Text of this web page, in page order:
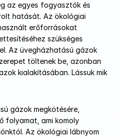
az egyes fogyasztók és
hatását. Az ökológiai
erőforrásokat
szükséges
Az üvegházhatású gázok
töltenek be, azonban
kialakításában. Lássuk mik
gázok megkötésére,
folyamat, ami komoly
Az ökológiai lábnyom